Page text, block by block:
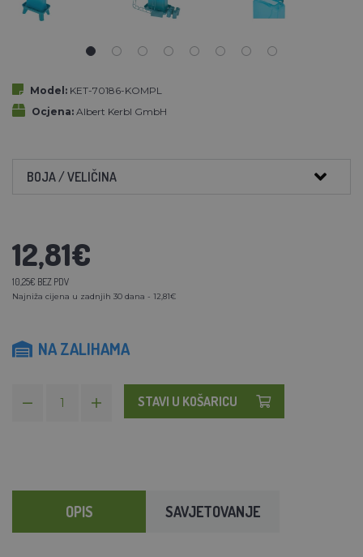
Model: KET-70186-KOMPL
Ocjena: Albert Kerbl GmbH
BOJA / VELIČINA
12,81€
10,25€ BEZ PDV
Najniža cijena u zadnjih 30 dana - 12,81€
NA ZALIHAMA
STAVI U KOŠARICU
OPIS SAVJETOVANJE